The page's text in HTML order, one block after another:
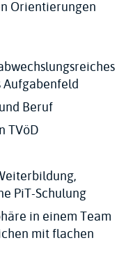
Orientierungen
Beruf
TVöD
PiT-Schulung
in einem Team
mit flachen